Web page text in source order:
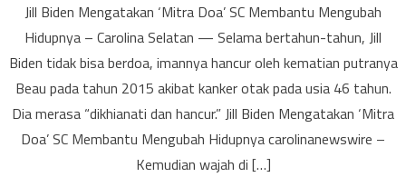
Biden
‘Mitra
Doa’
SC
Jill Biden Mengatakan ‘Mitra Doa’ SC Membantu Mengubah
Hidupnya – Carolina Selatan — Selama bertahun-tahun, Jill
Biden tidak bisa berdoa, imannya hancur oleh kematian putranya
Beau pada tahun 2015 akibat kanker otak pada usia 46 tahun.
Dia merasa “dikhianati dan hancur.” Jill Biden Mengatakan ‘Mitra
Doa’ SC Membantu Mengubah Hidupnya carolinanewswire –
Kemudian wajah di […]